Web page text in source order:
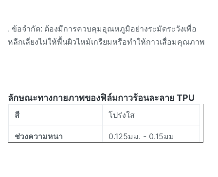
. ข้อจำกัด: ต้องมีการควบคุมอุณหภูมิอย่างระมัดระวังเพื่อ
หลีกเลี่ยงไม่ให้พื้นผิวไหม้เกรียมหรือทำให้กาวเสื่อมคุณภาพ
ลักษณะทางกายภาพของฟิล์มกาวร้อนละลาย TPU
สี โปร่งใส
ช่วงความหนา 0.125มม. - 0.15มม